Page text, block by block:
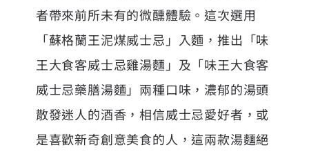
者帶來前所未有的微醺體驗。這次選用
「蘇格蘭王泥煤威士忌 」入麵，推出「味
王大食客威士忌雞湯麵」及「味王大食客
威士忌藥膳湯麵」兩種口味，濃郁的湯頭
散發迷人的酒香，相信威士忌愛好者，或
是喜歡新奇創意美食的人，這兩款湯麵絕